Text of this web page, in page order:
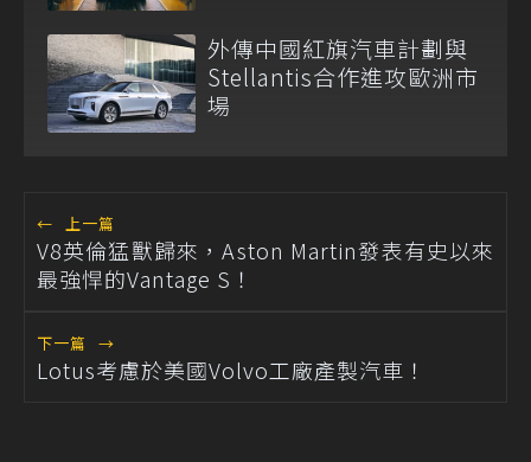
外傳中國紅旗汽車計劃與
Stellantis合作進攻歐洲市
場
← 上一篇
V8英倫猛獸歸來，Aston Martin發表有史以來
最強悍的Vantage S！
下一篇 →
Lotus考慮於美國Volvo工廠產製汽車！